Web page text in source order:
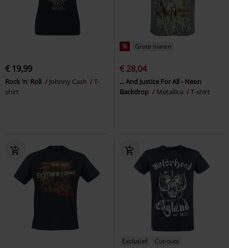
€ 19,99
Rock 'n' Roll Johnny Cash
T-
shirt
% Grote maten
€ 28,04
... And Justice For All - Neon
Backdrop
Metallica T-shirt
Exclusief
Cut-outs